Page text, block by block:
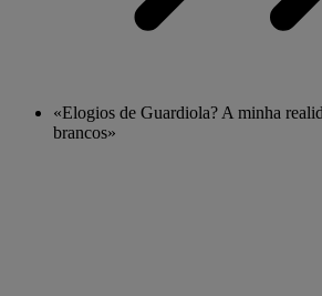
«Elogios de Guardiola? A minha
brancos»